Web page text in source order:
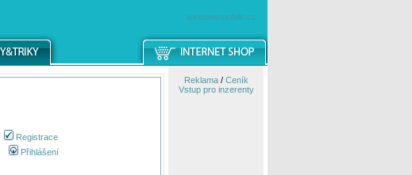
windowsmobile.cz
Registrace
Přihlášení
Reklama/ Ceník
Vstup pro inzerenty